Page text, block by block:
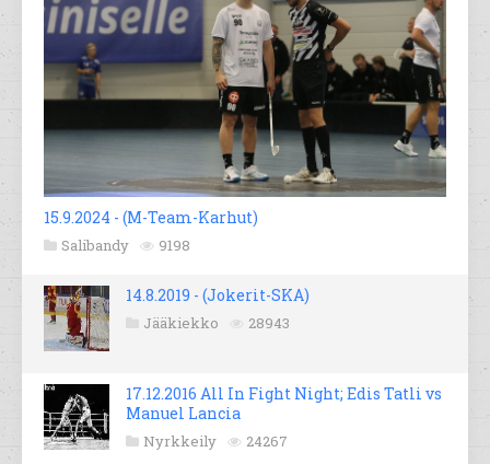
15.9.2024 - (M-Team-Karhut)
Salibandy 9198
14.8.2019 - (Jokerit-SKA)
Jääkiekko 28943
17.12.2016 All In Fight Night; Edis Tatli vs
Manuel Lancia
Nyrkkeily 24267